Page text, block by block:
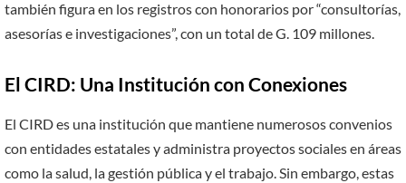
también figura en los registros con honorarios por “consultorías,
asesorías e investigaciones”, con un total de G. 109 millones.
El CIRD: Una Institución con Conexiones
El CIRD es una institución que mantiene numerosos convenios
con entidades estatales y administra proyectos sociales en áreas
como la salud, la gestión pública y el trabajo. Sin embargo, estas